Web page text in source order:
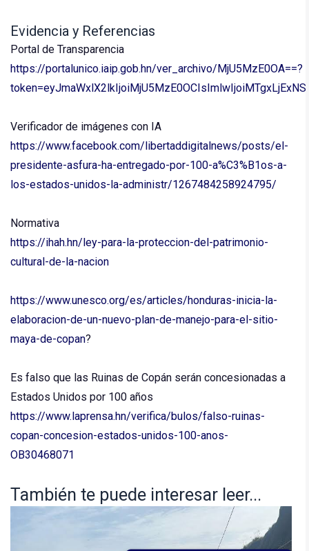
Evidencia y Referencias
Portal de Transparencia
https://portalunico.iaip.gob.hn/ver_archivo/MjU5MzE0OA==?
Verificador de imágenes con IA
https://www.facebook.com/libertaddigitalnews/posts/el-
presidente-asfura-ha-entregado-por-100-a%C3%B1os-a-
los-estados-unidos-la-administr/1267484258924795/
Normativa
https://ihah.hn/ley-para-la-proteccion-del-patrimonio-
cultural-de-la-nacion
https://www.unesco.org/es/articles/honduras-inicia-la-
elaboracion-de-un-nuevo-plan-de-manejo-para-el-sitio-
maya-de-copan?
Es falso que las Ruinas de Copán serán concesionadas a
Estados Unidos por 100 años
https://www.laprensa.hn/verifica/bulos/falso-ruinas-
copan-concesion-estados-unidos-100-anos-
OB30468071
También te puede interesar leer...